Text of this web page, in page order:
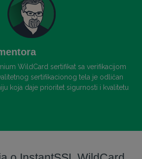
WildCard sertifikat sa verifikacijom
sertifikacionog tela je odličan
koja daje prioritet sigurnosti i kvalitetu